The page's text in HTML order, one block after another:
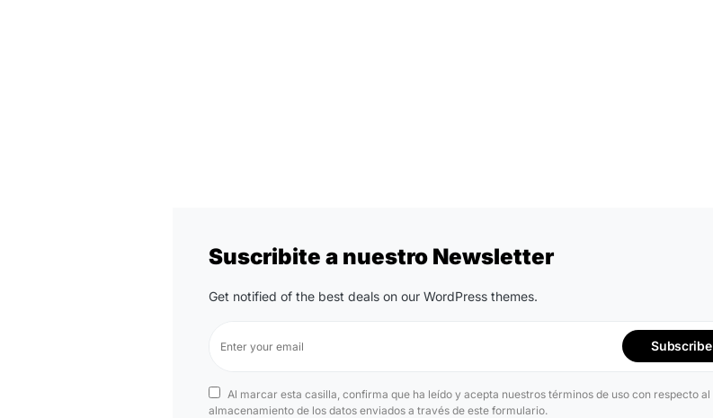
Suscribite a nuestro Newsletter
Get notified of the best deals on our WordPress themes.
Subscribe
Al marcar esta casilla, confirma que ha leído y acepta nuestros términos de uso con respecto al
almacenamiento de los datos enviados a través de este formulario.